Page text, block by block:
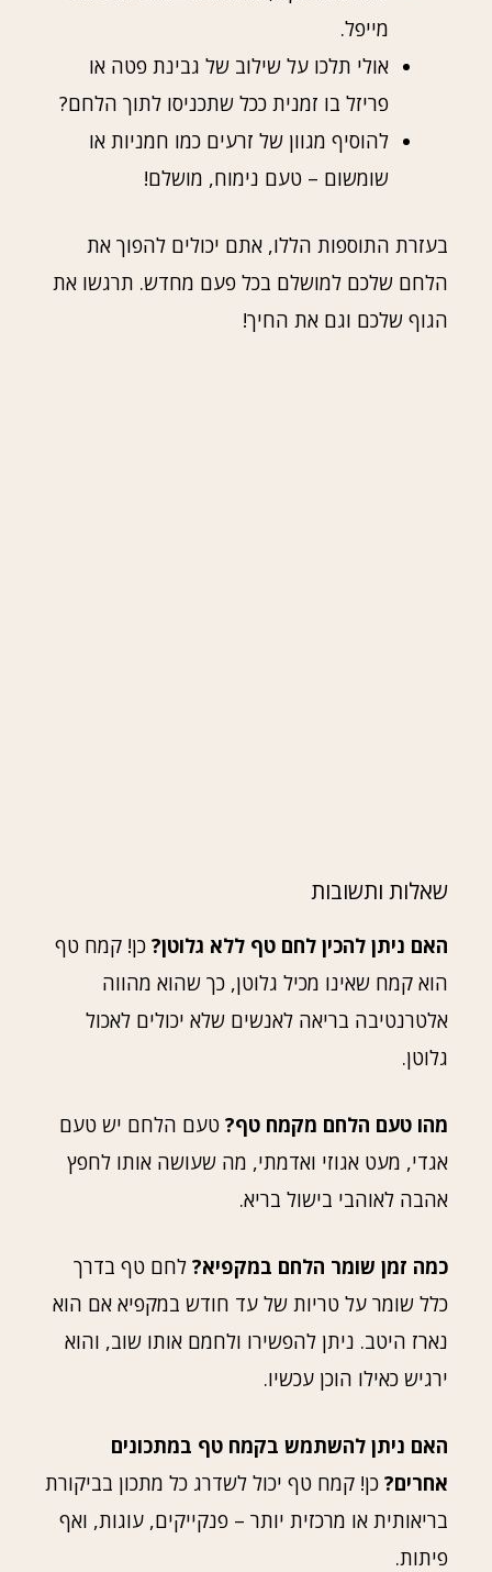
מייפל.
אולי תלכו על שילוב של גבינת פטה או
פריזל בו זמנית ככל שתכניסו לתוך הלחם?
להוסיף מגוון של זרעים כמו חמניות או
שומשום – טעם נימוח, מושלם!
בעזרת התוספות הללו, אתם יכולים להפוך את
הלחם שלכם למושלם בכל פעם מחדש. תרגשו את
הגוף שלכם וגם את החיך!
שאלות ותשובות
האם ניתן להכין לחם טף ללא גלוטן? כן! קמח טף
הוא קמח שאינו מכיל גלוטן, כך שהוא מהווה
אלטרנטיבה בריאה לאנשים שלא יכולים לאכול
גלוטן.
מהו טעם הלחם מקמח טף? טעם הלחם יש טעם
אגדי, מעט אגוזי ואדמתי, מה שעושה אותו לחפץ
אהבה לאוהבי בישול בריא.
כמה זמן שומר הלחם במקפיא? לחם טף בדרך
כלל שומר על טריות של עד חודש במקפיא אם הוא
נארז היטב. ניתן להפשירו ולחמם אותו שוב, והוא
ירגיש כאילו הוכן עכשיו.
האם ניתן להשתמש בקמח טף במתכונים
אחרים? כן! קמח טף יכול לשדרג כל מתכון בביקורת
בריאותית או מרכזית יותר – פנקייקים, עוגות, ואף
פיתות.